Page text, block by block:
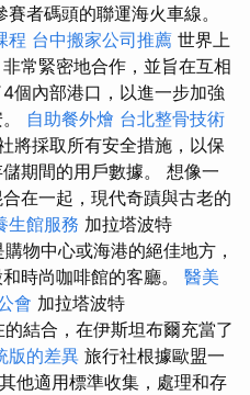
者碼頭的聯運海火車線。
程 台中搬家公司推薦 世界上
常緊密地合作，並旨在互相
個內部港口，以進一步加強
自助餐外燴 台北整骨技術
將採取所有安全措施，以保
期間的用戶數據。 想像一
在一起，現代奇蹟與古老的
生館服務 加拉塔波特
物中心或海港的絕佳地方，
時尚咖啡館的客廳。 醫美
會 加拉塔波特
結合，在伊斯坦布爾充當了
版的差異 旅行社根據歐盟一
他適用標準收集，處理和存